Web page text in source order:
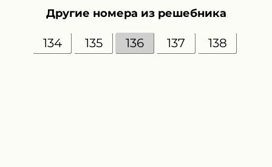
Другие номера из решебника
134 135 136 137 138